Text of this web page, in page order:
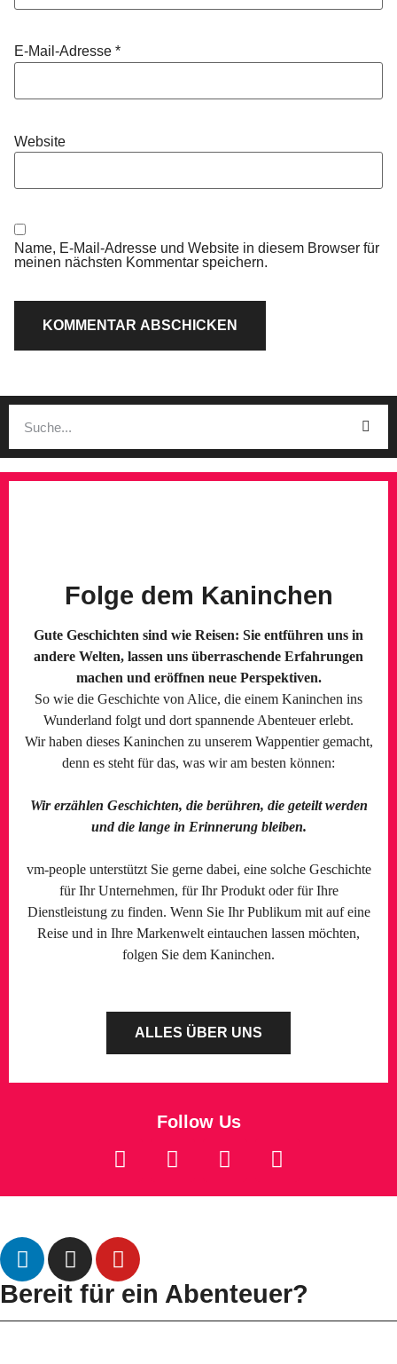
E-Mail-Adresse *
Website
Name, E-Mail-Adresse und Website in diesem Browser für
meinen nächsten Kommentar speichern.
Folge dem Kaninchen
Gute Geschichten sind wie Reisen: Sie entführen uns in
andere Welten, lassen uns überraschende Erfahrungen
machen und eröffnen neue Perspektiven.
So wie die Geschichte von Alice, die einem Kaninchen ins
Wunderland folgt und dort spannende Abenteuer erlebt.
Wir haben dieses Kaninchen zu unserem Wappentier gemacht,
denn es steht für das, was wir am besten können:
Wir erzählen Geschichten, die berühren, die geteilt werden
und die lange in Erinnerung bleiben.
vm-people unterstützt Sie gerne dabei, eine solche Geschichte
für Ihr Unternehmen, für Ihr Produkt oder für Ihre
Dienstleistung zu finden. Wenn Sie Ihr Publikum mit auf eine
Reise und in Ihre Markenwelt eintauchen lassen möchten,
folgen Sie dem Kaninchen.
ALLES ÜBER UNS
Follow Us
Bereit für ein Abenteuer?